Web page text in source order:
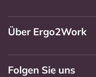
Über Ergo2Work
Folgen Sie uns